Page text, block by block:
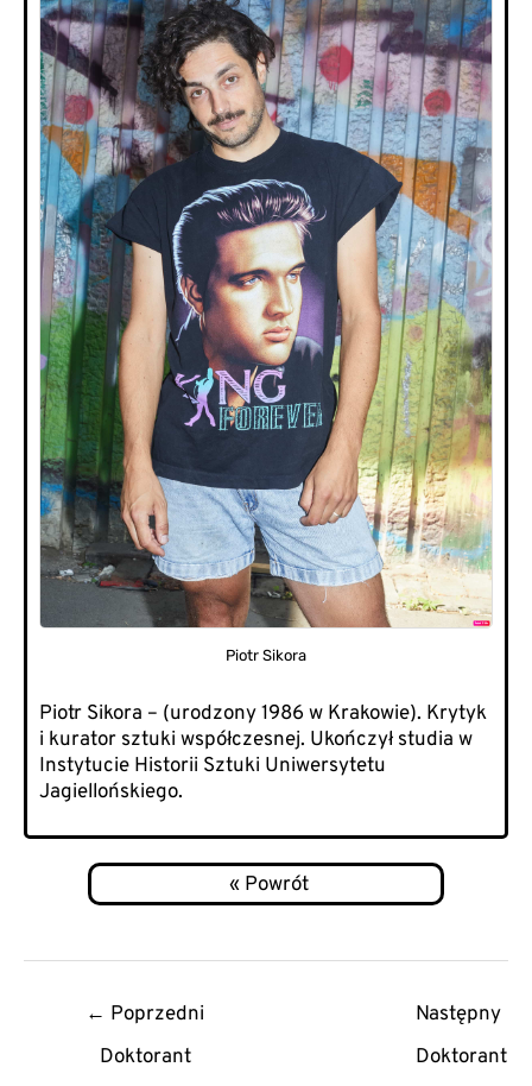
Piotr Sikora
Piotr Sikora – (urodzony 1986 w Krakowie). Krytyk
i kurator sztuki współczesnej. Ukończył studia w
Instytucie Historii Sztuki Uniwersytetu
Jagiellońskiego.
← Poprzedni
Doktorant
Następny
Doktorant